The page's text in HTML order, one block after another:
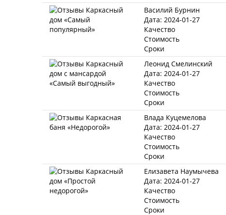
Василий Бурнин
Дата: 2024-01-27
Качество
Стоимость
Сроки
Леонид Смелинский
Дата: 2024-01-27
Качество
Стоимость
Сроки
Влада Куцемелова
Дата: 2024-01-27
Качество
Стоимость
Сроки
Елизавета Наумычева
Дата: 2024-01-27
Качество
Стоимость
Сроки